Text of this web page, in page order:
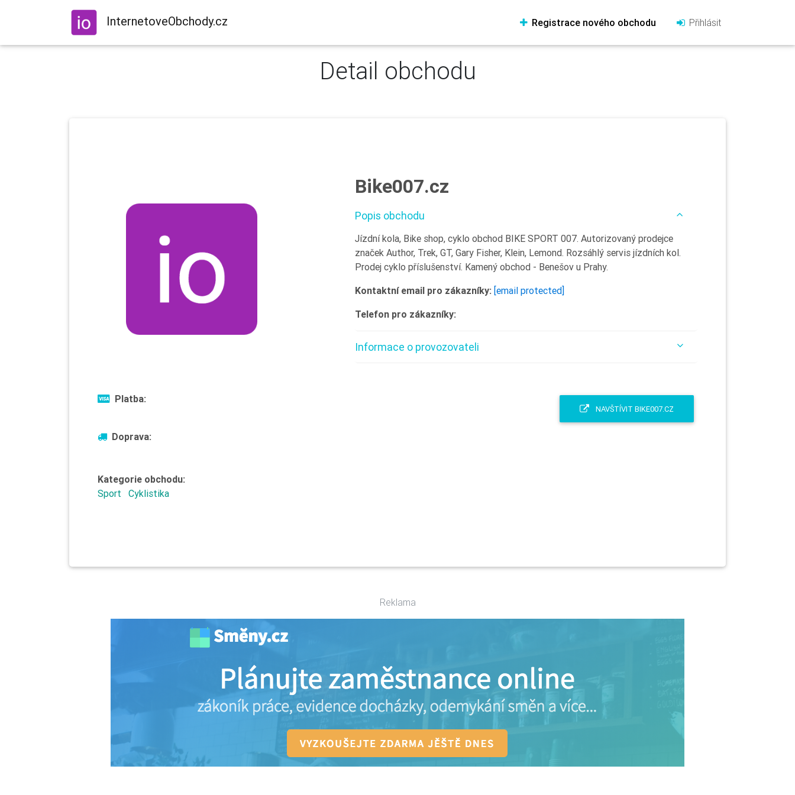
InternetoveObchody.cz Registrace nového obchodu Přihlásit
Detail obchodu
Platba:
Doprava:
Kategorie obchodu:
Sport
Cyklistika
Bike007.cz
Popis obchodu
Jízdní kola, Bike shop, cyklo obchod BIKE SPORT 007. Autorizovaný prodejce
značek Author, Trek, GT, Gary Fisher, Klein, Lemond. Rozsáhlý servis jízdních kol.
Prodej cyklo příslušenství. Kamený obchod - Benešov u Prahy.
Kontaktní email pro zákazníky: [email protected]
Telefon pro zákazníky:
Informace o provozovateli
NAVŠTÍVIT BIKE007.CZ
Reklama